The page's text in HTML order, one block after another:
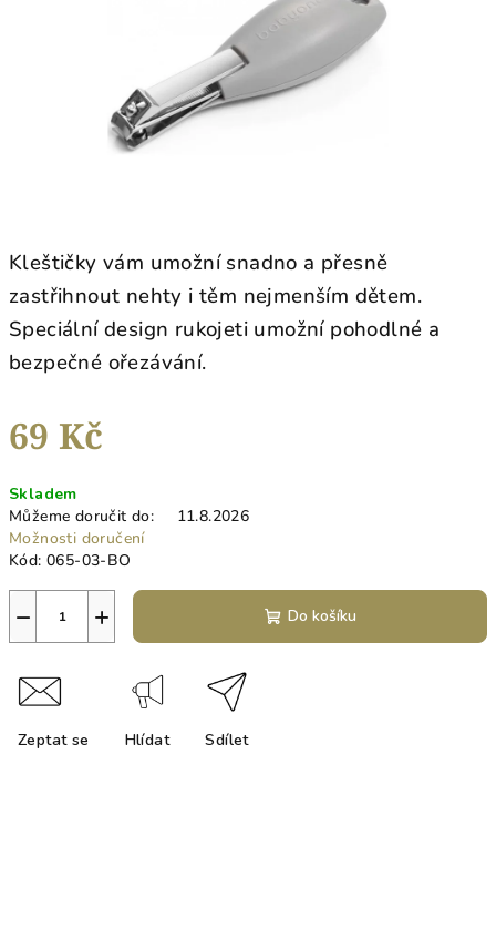
Kleštičky vám umožní snadno a přesně
zastřihnout nehty i těm nejmenším dětem.
Speciální design rukojeti umožní pohodlné a
bezpečné ořezávání.
69 Kč
cena:
Skladem
Můžeme doručit do:
11.8.2026
Možnosti doručení
Kód: 065-03-BO
+
− Do košíku
Zeptat se Hlídat Sdílet